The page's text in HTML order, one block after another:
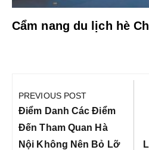
Cẩm nang du lịch hè
hướng
bài
viết
PREVIOUS POST
Previous
Post:
Điểm Danh Các Điểm
Đến Tham Quan Hà
Nội Không Nên Bỏ Lỡ